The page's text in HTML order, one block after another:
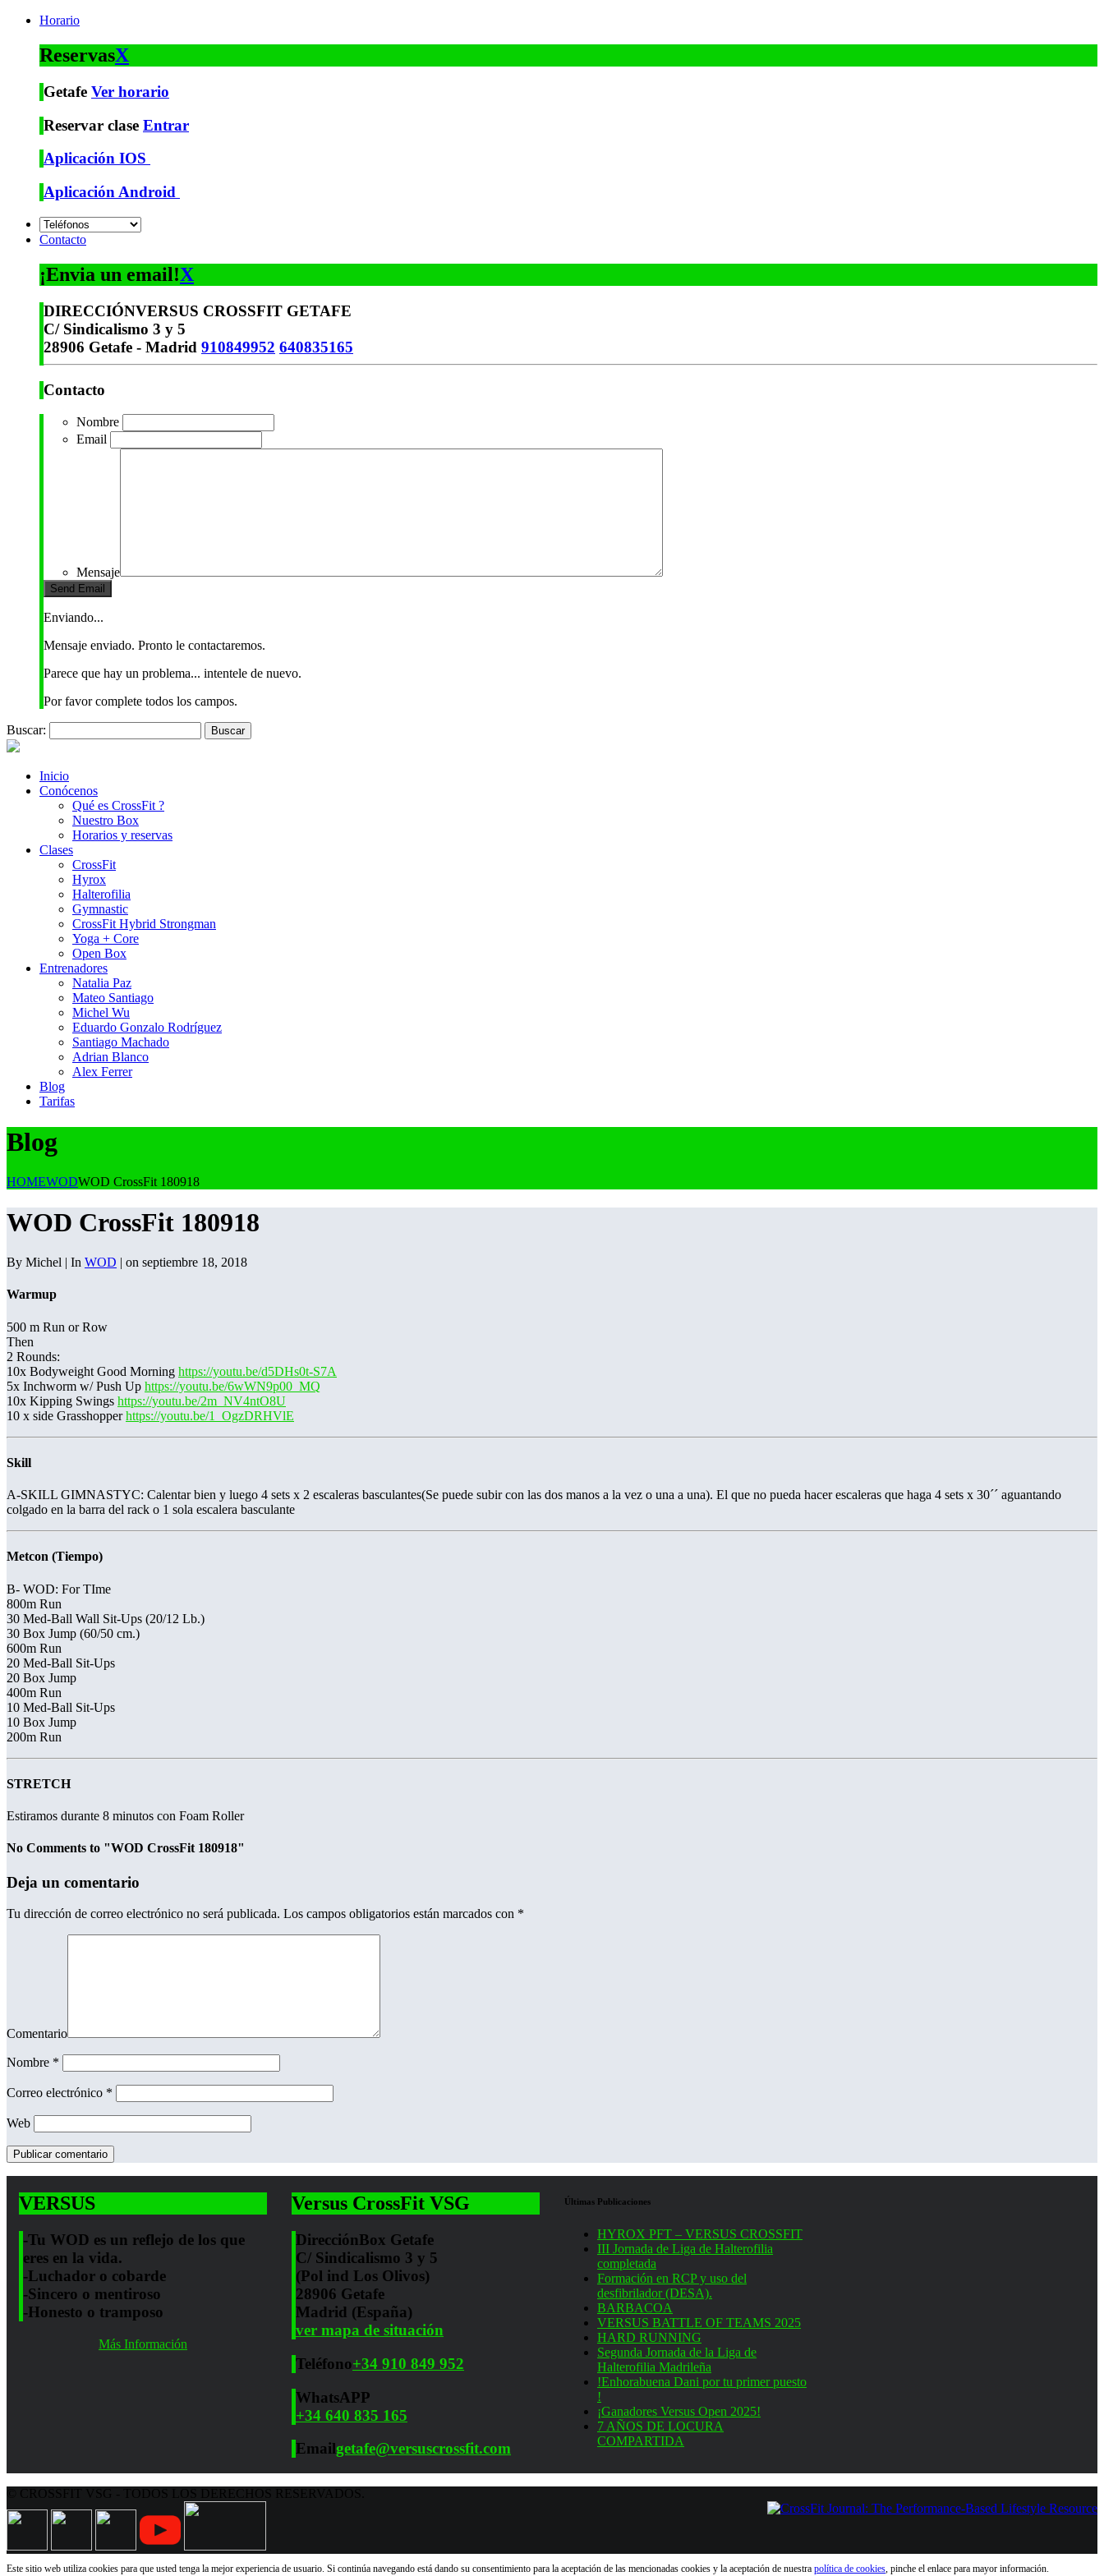
Horario
ReservasX
Getafe Ver horario
Reservar clase Entrar
Aplicación IOS
Aplicación Android
Contacto
¡Envia un email!X
DIRECCIÓNVERSUS CROSSFIT GETAFE
C/ Sindicalismo 3 y 5
28906 Getafe - Madrid 910849952 640835165
Contacto
Nombre
Email
Mensaje
Enviando...
Mensaje enviado. Pronto le contactaremos.
Parece que hay un problema... intentele de nuevo.
Por favor complete todos los campos.
Buscar:
Inicio
Conócenos
Qué es CrossFit ?
Nuestro Box
Horarios y reservas
Clases
CrossFit
Hyrox
Halterofilia
Gymnastic
CrossFit Hybrid Strongman
Yoga + Core
Open Box
Entrenadores
Natalia Paz
Mateo Santiago
Michel Wu
Eduardo Gonzalo Rodríguez
Santiago Machado
Adrian Blanco
Alex Ferrer
Blog
Tarifas
Blog
HOMEWODWOD CrossFit 180918
WOD CrossFit 180918
By Michel | In WOD | on septiembre 18, 2018
Warmup
500 m Run or Row
Then
2 Rounds:
10x Bodyweight Good Morning https://youtu.be/d5DHs0t-S7A
5x Inchworm w/ Push Up https://youtu.be/6wWN9p00_MQ
10x Kipping Swings https://youtu.be/2m_NV4ntO8U
10 x side Grasshopperhttps://youtu.be/1_OgzDRHVlE
Skill
A-SKILL GIMNASTYC: Calentar bien y luego 4 sets x 2 escaleras basculantes(Se puede subir con las dos manos a la vez o una a una). El que no pueda hacer escaleras que haga 4 sets x 30´´ aguantando
colgado en la barra del rack o 1 sola escalera basculante
Metcon (Tiempo)
B- WOD: For TIme
800m Run
30 Med-Ball Wall Sit-Ups (20/12 Lb.)
30 Box Jump (60/50 cm.)
600m Run
20 Med-Ball Sit-Ups
20 Box Jump
400m Run
10 Med-Ball Sit-Ups
10 Box Jump
200m Run
STRETCH
Estiramos durante 8 minutos con Foam Roller
No Comments to "WOD CrossFit 180918"
Deja un comentario
Tu dirección de correo electrónico no será publicada. Los campos obligatorios están marcados con *
Comentario
Nombre *
Correo electrónico *
Web
VERSUS
-Tu WOD es un reflejo de los que
eres en la vida.
-Luchador o cobarde
-Sincero o mentiroso
-Honesto o tramposo
Más Información
Versus CrossFit VSG
DirecciónBox Getafe
C/ Sindicalismo 3 y 5
(Pol ind Los Olivos)
28906 Getafe
Madrid (España)
ver mapa de situación
Teléfono+34 910 849 952
WhatsAPP
+34 640 835 165
Emailgetafe@versuscrossfit.com
Últimas Publicaciones
HYROX PFT – VERSUS CROSSFIT
III Jornada de Liga de Halterofilia
completada
Formación en RCP y uso del
desfibrilador (DESA).
BARBACOA
VERSUS BATTLE OF TEAMS 2025
HARD RUNNING
Segunda Jornada de la Liga de
Halterofilia Madrileña
!Enhorabuena Dani por tu primer puesto
!
¡Ganadores Versus Open 2025!
7 AÑOS DE LOCURA
COMPARTIDA
Este sitio web utiliza cookies para que usted tenga la mejor experiencia de usuario. Si continúa navegando está dando su consentimiento para la aceptación de las mencionadas cookies y la aceptación de nuestra política de cookies, pinche el enlace para mayor información.